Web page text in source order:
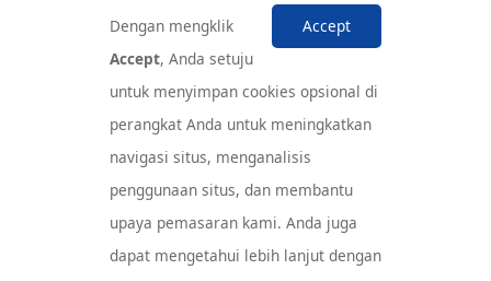
Pusat Layanan Konsumen
Accept
Dengan mengklik
Accept, Anda setuju
untuk menyimpan cookies opsional di
perangkat Anda untuk meningkatkan
navigasi situs, menganalisis
penggunaan situs, dan membantu
upaya pemasaran kami. Anda juga
dapat mengetahui lebih lanjut dengan